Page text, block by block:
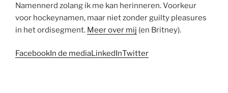
Namennerd zolang ik me kan herinneren. Voorkeur
voor hockeynamen, maar niet zonder guilty pleasures
in het ordisegment. Meer over mij (en Britney).
Facebook In de mediaLinkedInTwitter